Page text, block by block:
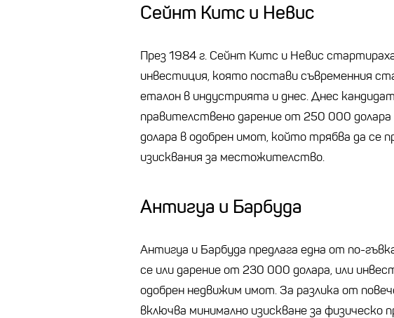
Сейнт Китс и Невис
През 1984 г. Сейнт Китс и Невис
инвестиция, която постави съвременния
еталон в индустрията и днес. Днес
правителствено дарение от 250 000
долара в одобрен имот, който трябва да се
изисквания за местожителство.
Антигуа и Барбуда
Антигуа и Барбуда предлага една от по-
се или дарение от 230 000 долара, или
одобрен недвижим имот. За разлика от
включва минимално изискване за физическо